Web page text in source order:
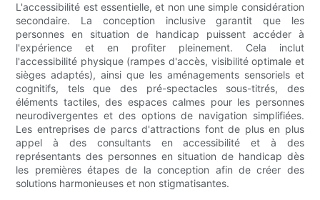
L'accessibilité est essentielle, et non une simple considération
secondaire. La conception inclusive garantit que les
personnes en situation de handicap puissent accéder à
l'expérience et en profiter pleinement. Cela inclut
l'accessibilité physique (rampes d'accès, visibilité optimale et
sièges adaptés), ainsi que les aménagements sensoriels et
cognitifs, tels que des pré-spectacles sous-titrés, des
éléments tactiles, des espaces calmes pour les personnes
neurodivergentes et des options de navigation simplifiées.
Les entreprises de parcs d'attractions font de plus en plus
appel à des consultants en accessibilité et à des
représentants des personnes en situation de handicap dès
les premières étapes de la conception afin de créer des
solutions harmonieuses et non stigmatisantes.